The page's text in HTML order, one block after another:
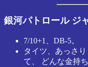
銀河パトロール ジ
7/10+1、DB-5。
タイツ、あっさ
て、 どんな金持